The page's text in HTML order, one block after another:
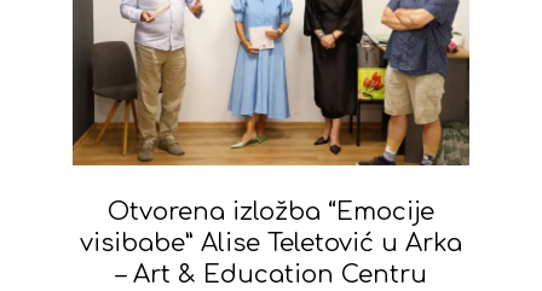
Otvorena izložba “Emocije
visibabe” Alise Teletović u Arka
– Art & Education Centru